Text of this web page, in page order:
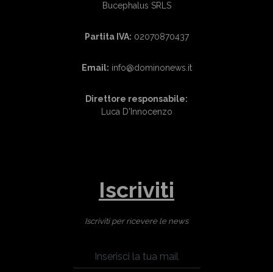
Bucephalus SRLS
Partita IVA: 02070870437
Email: info@dominonews.it
Direttore responsabile:
Luca D'Innocenzo
Iscriviti
Iscriviti per ricevere le news